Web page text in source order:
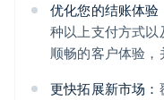
优化您的结账体验
种以上支付方式
顺畅的客户体验，
更快拓展新市场：